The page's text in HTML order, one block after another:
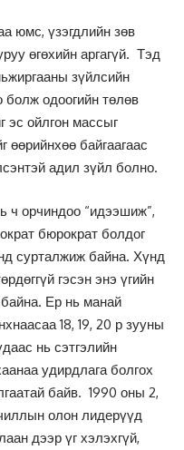
юмс, үзэгдлийн зөв
өгөхийн аргагүй. Тэд
зүйлсийн
болж одоогийн төлөв
эс ойлгон массыг
өөрийнхөө байгаагаас
адил зүйл болно.
ч орчиндоо “идээшиж”,
бюрократ болдог
сурталжиж байна. Хүнд
гэсэн энэ үгийн
Ер нь манай
18, 19, 20 р зууны
нь сэтгэлийн
удирдлага болгох
байв. 1990 оны 2,
олон лидерүүд
дээр үг хэлэхгүй,